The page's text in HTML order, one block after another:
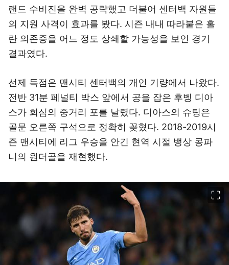
랜드 수비진을 완벽 공략했고 더불어 센터백 자원들
의 지원 사격이 효과를 봤다. 시즌 내내 따라붙은 홀
란 의존증을 어느 정도 상쇄할 가능성을 보인 경기
결과였다.
선제 득점은 맨시티 센터백의 개인 기량에서 나왔다.
전반 31분 페널티 박스 앞에서 공을 잡은 후벵 디아
스가 회심의 중거리 포를 날렸다. 디아스의 슈팅은
골문 오른쪽 구석으로 정확히 꽂혔다. 2018-2019시
즌 맨시티에 리그 우승을 안긴 현역 시절 뱅상 콩파
니의 원더골을 재현했다.